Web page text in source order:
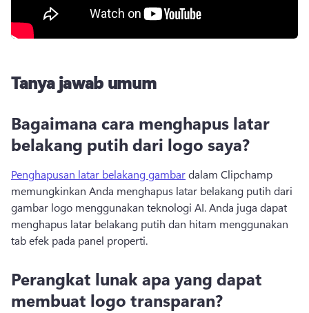
Tanya jawab umum
Bagaimana cara menghapus latar
belakang putih dari logo saya?
Penghapusan latar belakang gambar dalam Clipchamp
memungkinkan Anda menghapus latar belakang putih dari
gambar logo menggunakan teknologi AI. Anda juga dapat
menghapus latar belakang putih dan hitam menggunakan
tab efek pada panel properti.
Perangkat lunak apa yang dapat
membuat logo transparan?